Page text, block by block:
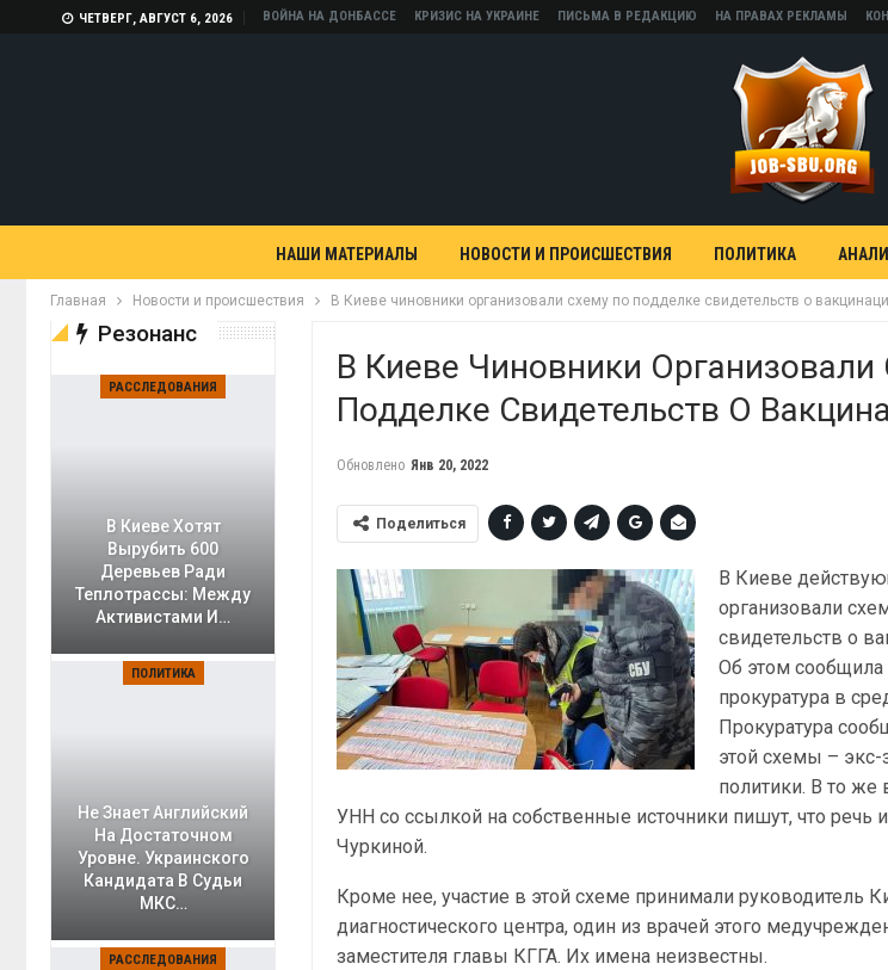
ЧЕТВЕРГ, АВГУСТ 6, 2026 ВОЙНА НА ДОНБАССЕ КРИЗИС НА УКРАИНЕ ПИСЬМА В РЕДАКЦИЮ НА ПРАВАХ РЕКЛАМЫ
НАШИ МАТЕРИАЛЫ НОВОСТИ И ПРОИСШЕСТВИЯ ПОЛИТИКА
Главная Новости и происшествия В Киеве чиновники организовали схему по подделке свидетельств о
В Киеве Чиновники
Подделке Свидетельств О
Обновлено Янв 20, 2022
Поделиться
В Киеве
организовали
свидетельств о
Об этом сообщила
прокуратура в
Прокуратура
этой схемы –
политики. В то же
УНН со ссылкой на собственные источники пишут, что речь
Чуркиной.
Кроме нее, участие в этой схеме принимали руководитель
диагностического центра, один из врачей этого
заместителя главы КГГА. Их имена неизвестны.
Резонанс
РАССЛЕДОВАНИЯ
В Киеве Хотят
Вырубить 600
Деревьев Ради
Теплотрассы: Между
Активистами И…
ПОЛИТИКА
Не Знает Английский
На Достаточном
Уровне. Украинского
Кандидата В Судьи
МКС…
РАССЛЕДОВАНИЯ